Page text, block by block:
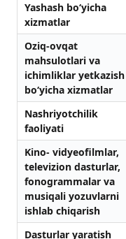
Yashash bo‘yicha
xizmatlar
Oziq-ovqat
mahsulotlari va
ichimliklar yetkazish
bo‘yicha xizmatlar
Nashriyotchilik
faoliyati
Kino- vidyeofilmlar,
televizion dasturlar,
fonogrammalar va
musiqali yozuvlarni
ishlab chiqarish
Dasturlar yaratish